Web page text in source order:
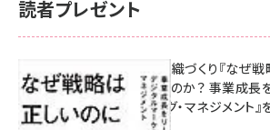
読者プレゼント
成果を生む組織づくり『なぜ
があがらないのか？ 事業成長
マーケティング・マネジメント